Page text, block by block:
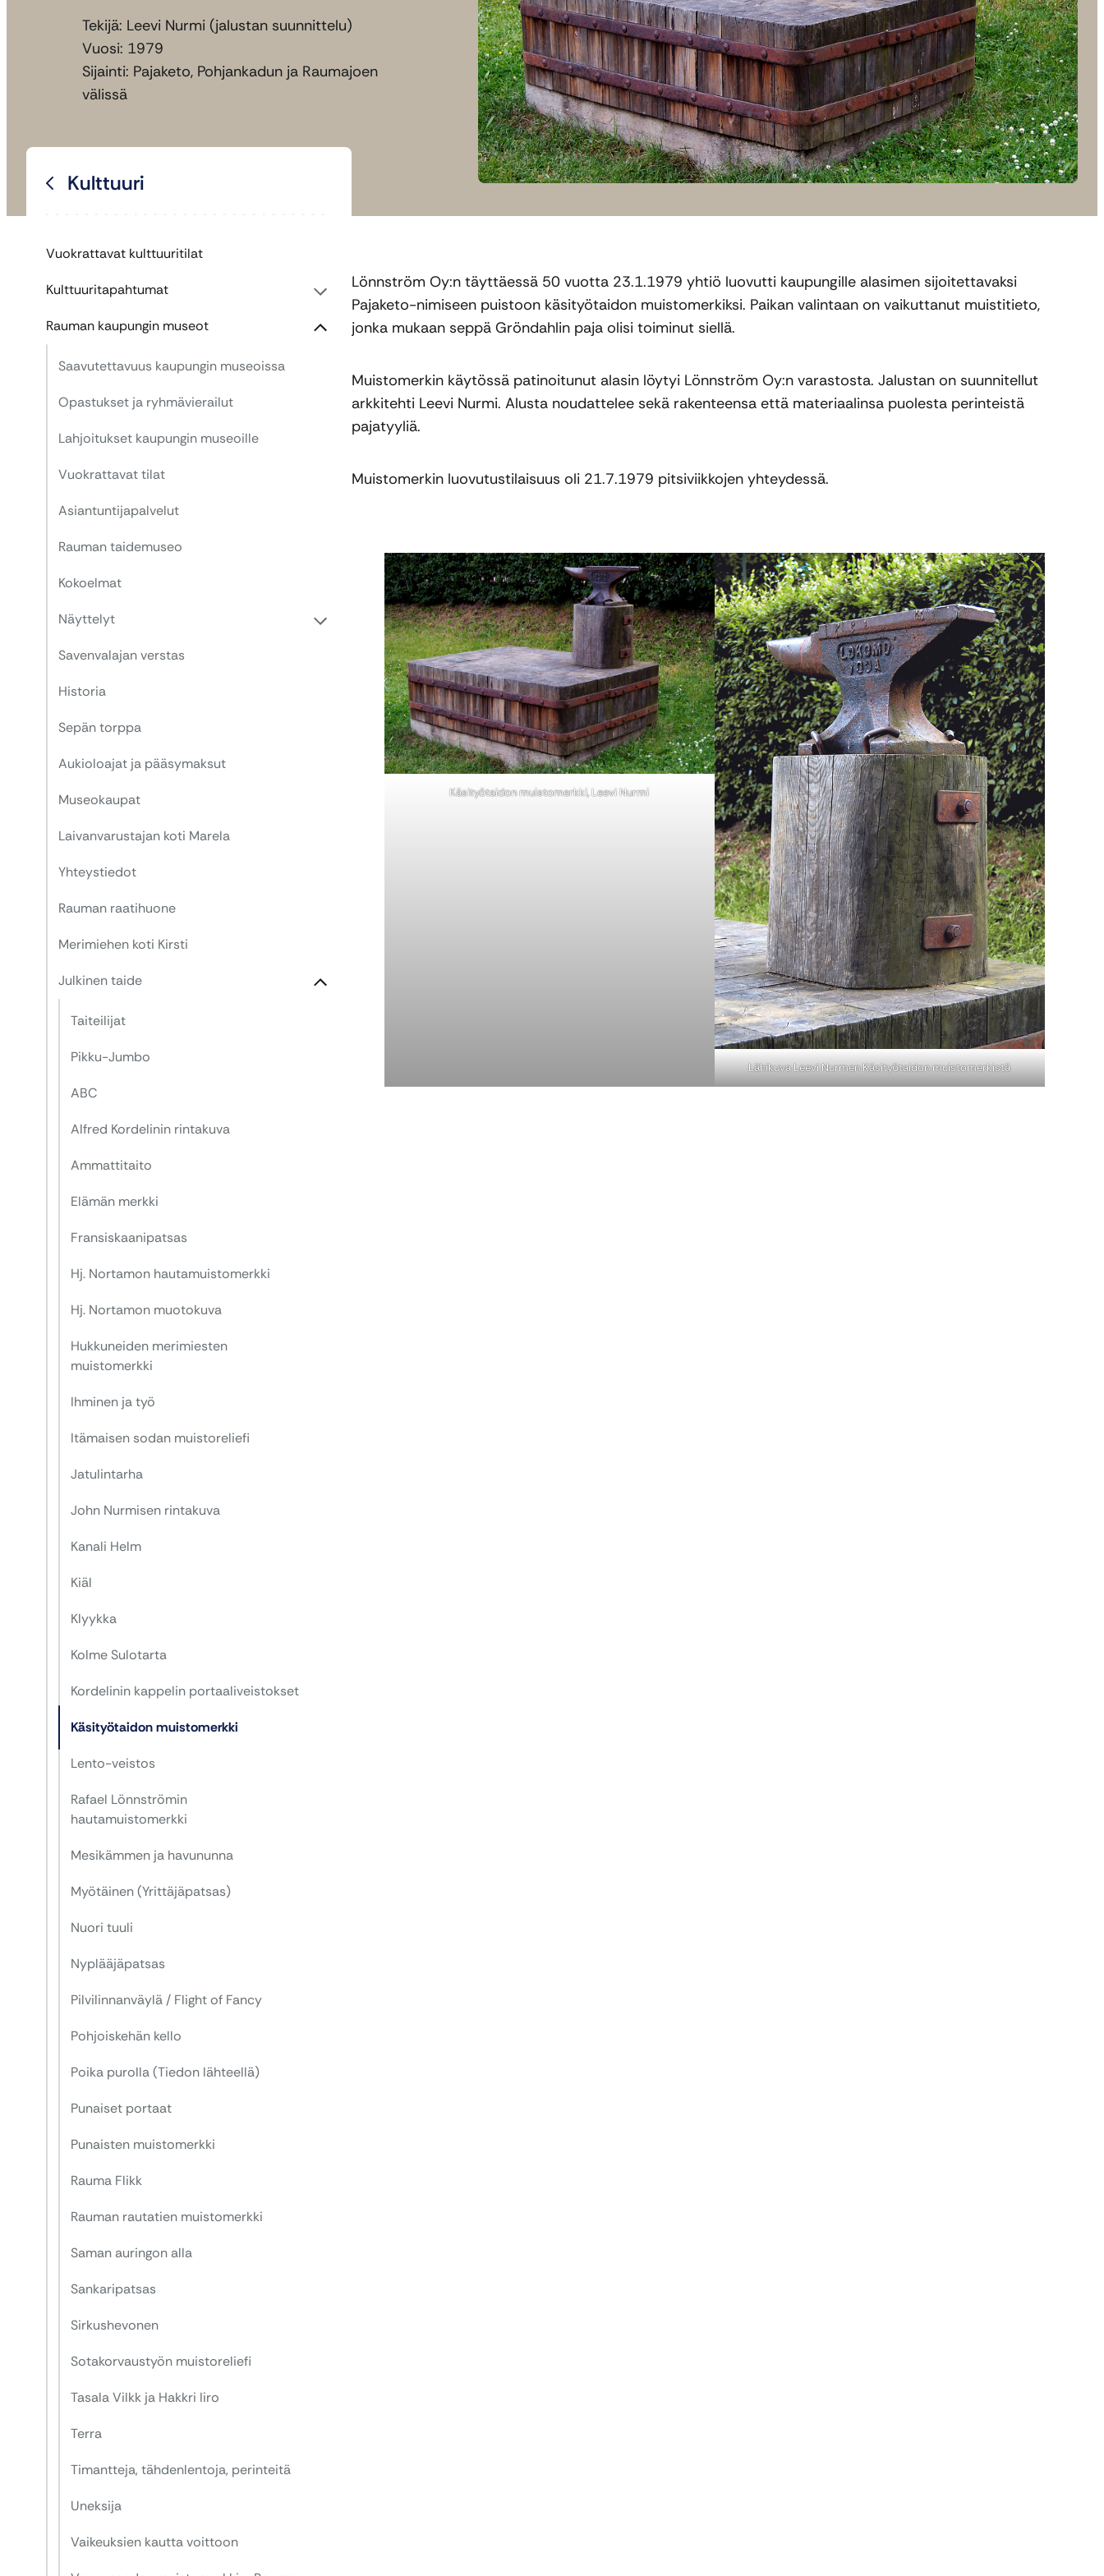
Tekijä: Leevi Nurmi (jalustan suunnittelu)
Vuosi: 1979
Sijainti: Pajaketo, Pohjankadun ja Raumajoen
välissä
Kulttuuri
Vuokrattavat kulttuuritilat
Kulttuuritapahtumat
Rauman kaupungin museot
Saavutettavuus kaupungin museoissa
Opastukset ja ryhmävierailut
Lahjoitukset kaupungin museoille
Vuokrattavat tilat
Asiantuntijapalvelut
Rauman taidemuseo
Kokoelmat
Näyttelyt
Savenvalajan verstas
Historia
Sepän torppa
Aukioloajat ja pääsymaksut
Museokaupat
Laivanvarustajan koti Marela
Yhteystiedot
Rauman raatihuone
Merimiehen koti Kirsti
Julkinen taide
Taiteilijat
Pikku-Jumbo
ABC
Alfred Kordelinin rintakuva
Ammattitaito
Elämän merkki
Fransiskaanipatsas
Hj. Nortamon hautamuistomerkki
Hj. Nortamon muotokuva
Hukkuneiden merimiesten
muistomerkki
Ihminen ja työ
Itämaisen sodan muistoreliefi
Jatulintarha
John Nurmisen rintakuva
Kanali Helm
Kiäl
Klyykka
Kolme Sulotarta
Kordelinin kappelin portaaliveistokset
Käsityötaidon muistomerkki
Lento-veistos
Rafael Lönnströmin
hautamuistomerkki
Mesikämmen ja havununna
Myötäinen (Yrittäjäpatsas)
Nuori tuuli
Nyplääjäpatsas
Pilvilinnanväylä / Flight of Fancy
Pohjoiskehän kello
Poika purolla (Tiedon lähteellä)
Punaiset portaat
Punaisten muistomerkki
Rauma Flikk
Rauman rautatien muistomerkki
Saman auringon alla
Sankaripatsas
Sirkushevonen
Sotakorvaustyön muistoreliefi
Tasala Vilkk ja Hakkri Iiro
Terra
Timantteja, tähdenlentoja, perinteitä
Uneksija
Vaikeuksien kautta voittoon
Lönnström Oy:n täyttäessä 50 vuotta 23.1.1979 yhtiö luovutti kaupungille alasimen sijoitettavaksi
Pajaketo-nimiseen puistoon käsityötaidon muistomerkiksi. Paikan valintaan on vaikuttanut muistitieto,
jonka mukaan seppä Gröndahlin paja olisi toiminut siellä.
Muistomerkin käytössä patinoitunut alasin löytyi Lönnström Oy:n varastosta. Jalustan on suunnitellut
arkkitehti Leevi Nurmi. Alusta noudattelee sekä rakenteensa että materiaalinsa puolesta perinteistä
pajatyyliä.
Muistomerkin luovutustilaisuus oli 21.7.1979 pitsiviikkojen yhteydessä.
Käsityötaidon muistomerkki, Leevi Nurmi
Lähikuva Leevi Nurmen Käsityötaidon muistomerkistä